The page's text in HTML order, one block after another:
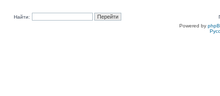
Найти:
Powered by